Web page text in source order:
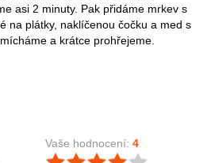
asi 2 minuty. Pak přidáme mrkev s
na plátky, naklíčenou čočku a med s
a krátce prohřejeme.
Vaše hodnocení: 4